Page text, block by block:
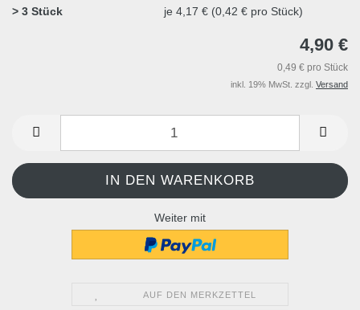
> 3 Stück
je 4,17 € (0,42 € pro Stück)
4,90 €
0,49 € pro Stück
inkl. 19% MwSt. zzgl. Versand
Weiter mit
AUF DEN MERKZETTEL